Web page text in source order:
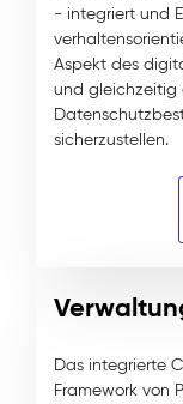
- integriert und
Aspekt des
und gleichzeitig
sicherzustellen.
Das integrierte
Framework von